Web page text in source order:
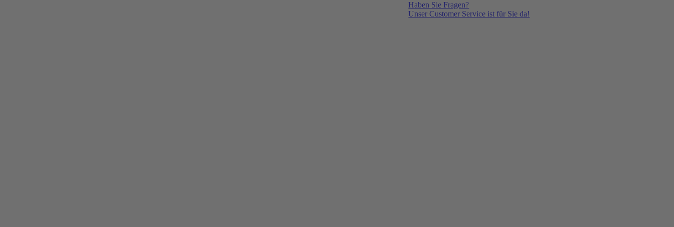
Haben Sie Fragen?
Unser Customer Service ist für Sie da!